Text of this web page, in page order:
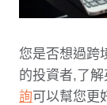
您是否想過跨
的投資者,了解
詢可以幫您更